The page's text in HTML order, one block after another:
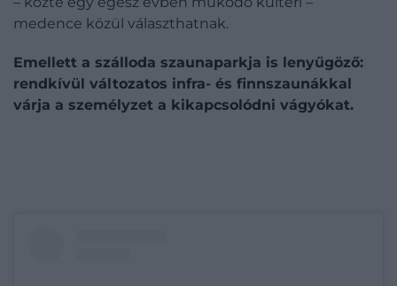
medence közül választhatnak.
Emellett a szálloda szaunaparkja is lenyűgöző:
rendkívül változatos infra- és finnszaunákkal
várja a személyzet a kikapcsolódni vágyókat.